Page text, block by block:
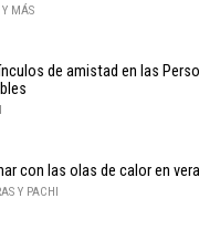
MÁS
de amistad en las
con las olas de calor en
Y PACHI